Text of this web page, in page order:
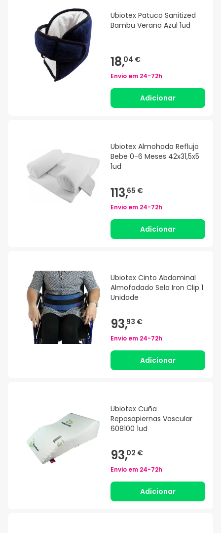
Ubiotex Patuco Sanitized
Bambu Verano Azul 1ud
18,04 €
Envio em 24-72h
Adicionar
Ubiotex Almohada Reflujo
Bebe 0-6 Meses 42x31,5x5
1ud
113,65 €
Envio em 24-72h
Adicionar
Ubiotex Cinto Abdominal
Almofadado Sela Iron Clip 1
Unidade
93,93 €
Envio em 24-72h
Adicionar
Ubiotex Cuña
Reposapiernas Vascular
608100 1ud
93,02 €
Envio em 24-72h
Adicionar